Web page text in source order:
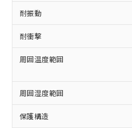
耐振動
耐衝撃
周囲温度範囲
周囲湿度範囲
保護構造
記載している
タに基づき作
覧された時点
準価格とは異
正式な納期状
様のお取引先
ムロン制御機
オムロン制御
鉛(Pb) 1000ppm以下、
六価クロム(Cr(Ⅵ))
類(PBB) 1000ppm以下、
(PBDE) 1000ppm以下、フ
ル) (DEHP)(別名：DOP)
ルベンジル（BBP）
（DBP） 1000ppm以下
(DIBP) 1000ppm以下
但し、RoHS指令で産業用
適用除外項目は除く。
フタル酸エステル類の４物
*中国RoHS10物質の基準
Pb(鉛) :1000ppm、 Hg(水
Cr(Ⅵ)(六価クロム) :
ニル類) : 1000ppm、
ル) : 1000ppm、
DEHP(フタル酸ビス(2-エ
（以下｢規制貨
または国外へ
国政府の輸出
可)を取得する
当社は規制貨
全に破砕する
いよう必要な
当社は貴社製
ル、化学兵器
○ 一定数以
△ 一定数に
在庫なし(